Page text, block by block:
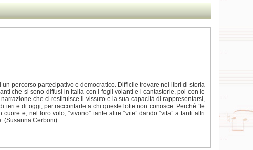
percorso partecipativo e democratico. Difficile trovare nei libri di storia
che si sono diffusi in Italia con i fogli volanti e i cantastorie, poi con le
che ci restituisce il vissuto e la sua capacità di rappresentarsi,
e di oggi, per raccontarle a chi queste lotte non conosce. Perché “le
e, nel loro volo, “vivono” tante altre “vite” dando “vita” a tanti altri
(Susanna Cerboni)